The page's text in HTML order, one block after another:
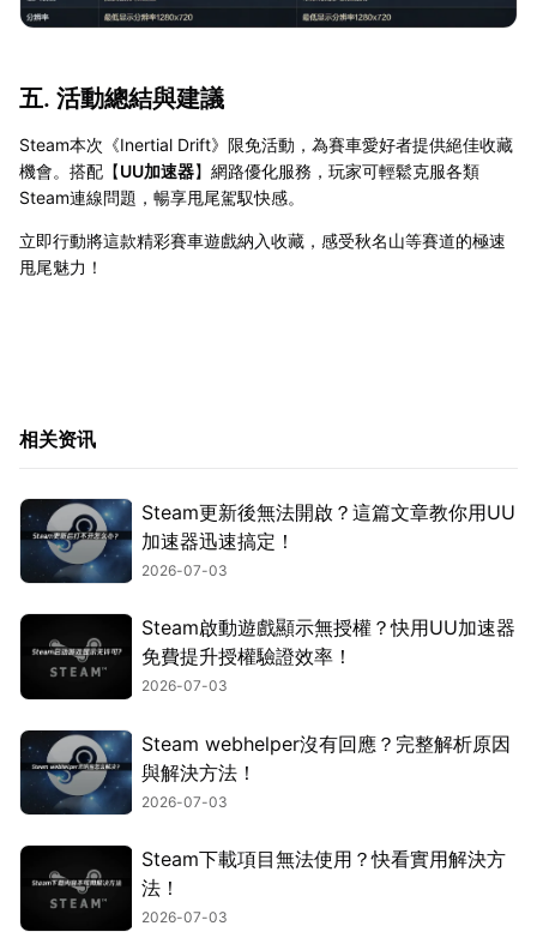
五. 活動總結與建議
Steam本次《Inertial Drift》限免活動，為賽車愛好者提供絕佳收藏
機會。搭配【UU加速器】網路優化服務，玩家可輕鬆克服各類
Steam連線問題，暢享甩尾駕馭快感。
立即行動將這款精彩賽車遊戲納入收藏，感受秋名山等賽道的極速
甩尾魅力！
相关资讯
Steam更新後無法開啟？這篇文章教你用UU
加速器迅速搞定！
2026-07-03
Steam啟動遊戲顯示無授權？快用UU加速器
免費提升授權驗證效率！
2026-07-03
Steam webhelper沒有回應？完整解析原因
與解決方法！
2026-07-03
Steam下載項目無法使用？快看實用解決方
法！
2026-07-03